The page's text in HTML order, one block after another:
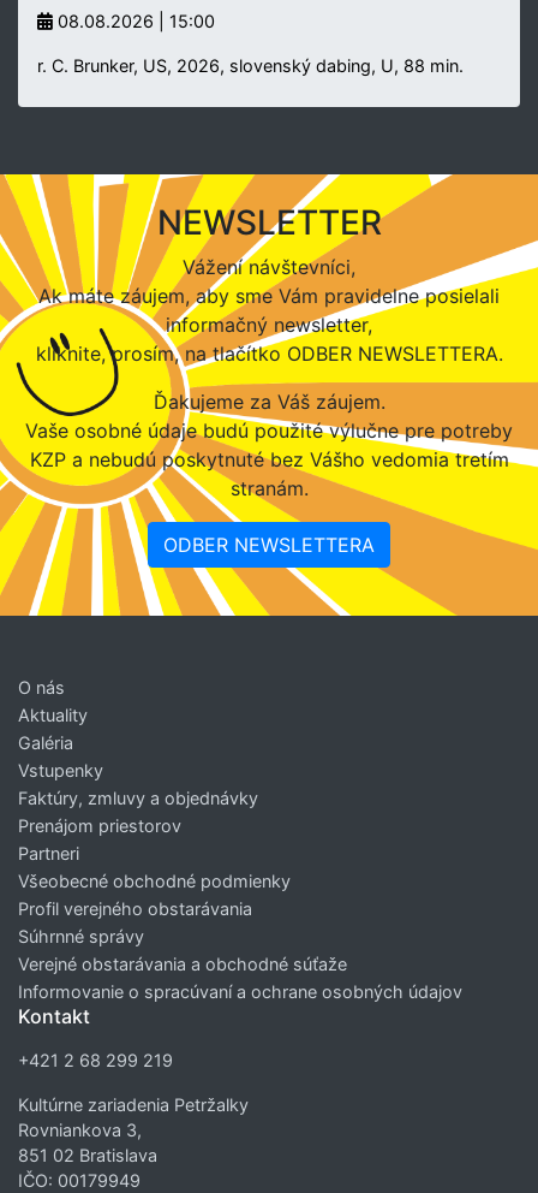
08.08.2026 | 15:00
r. C. Brunker, US, 2026, slovenský dabing, U, 88 min.
NEWSLETTER
Vážení návštevníci,
Ak máte záujem, aby sme Vám pravidelne posielali
informačný newsletter,
kliknite, prosím, na tlačítko ODBER NEWSLETTERA.
Ďakujeme za Váš záujem.
Vaše osobné údaje budú použité výlučne pre potreby
KZP a nebudú poskytnuté bez Vášho vedomia tretím
stranám.
ODBER NEWSLETTERA
O nás
Aktuality
Galéria
Vstupenky
Faktúry, zmluvy a objednávky
Prenájom priestorov
Partneri
Všeobecné obchodné podmienky
Profil verejného obstarávania
Súhrnné správy
Verejné obstarávania a obchodné súťaže
Informovanie o spracúvaní a ochrane osobných údajov
Kontakt
+421 2 68 299 219
Kultúrne zariadenia Petržalky
Rovniankova 3,
851 02 Bratislava
IČO: 00179949